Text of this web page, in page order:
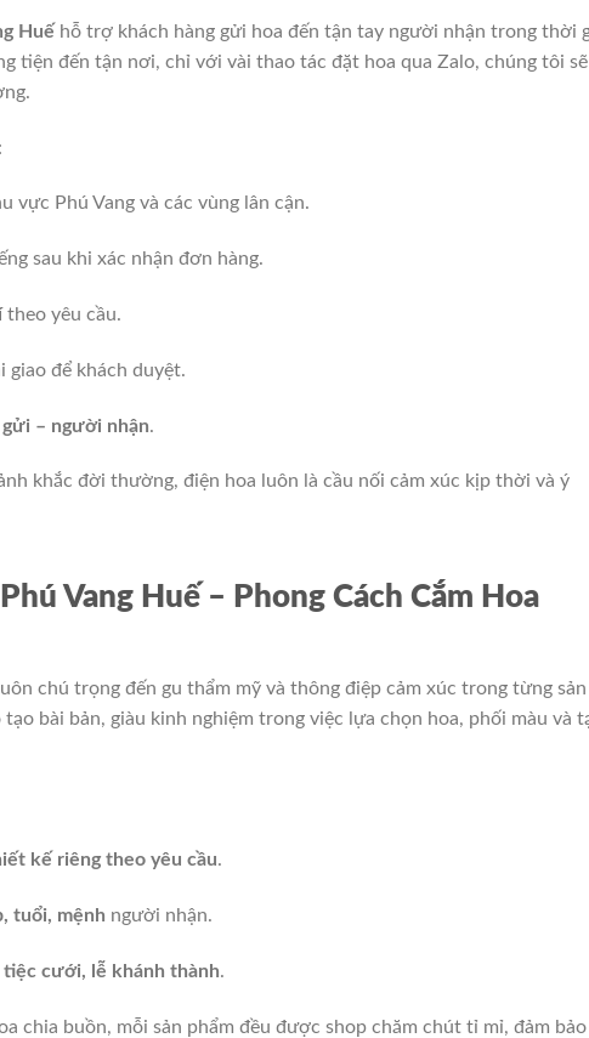
Huế hỗ trợ khách hàng gửi hoa đến tận tay người nhận trong thời
tiện đến tận nơi, chỉ với vài thao tác đặt hoa qua Zalo, chúng tôi sẽ
vực Phú Vang và các vùng lân cận.
sau khi xác nhận đơn hàng.
theo yêu cầu.
để khách duyệt.
– người nhận.
khắc đời thường, điện hoa luôn là cầu nối cảm xúc kịp thời và ý
Vang Huế – Phong Cách Cắm Hoa
luôn chú trọng đến gu thẩm mỹ và thông điệp cảm xúc trong từng sản
bài bản, giàu kinh nghiệm trong việc lựa chọn hoa, phối màu và
kế riêng theo yêu cầu.
tuổi, mệnh người nhận.
cưới, lễ khánh thành.
chia buồn, mỗi sản phẩm đều được shop chăm chút tỉ mỉ, đảm bảo